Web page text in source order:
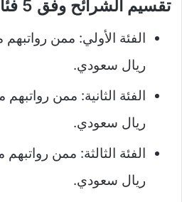
تقسيم الشرائح وفق 5 فئات، ألا وهي:
ريال سعودي.
ريال سعودي.
ريال سعودي.